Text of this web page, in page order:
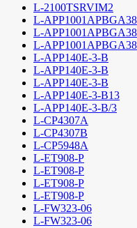
L-2100TSRVIM2
L-
L-
L-
L-APP140E-3-B
L-APP140E-3-B
L-APP140E-3-B
L-APP140E-3-B13
L-APP140E-3-B/3
L-CP4307A
L-CP4307B
L-CP5948A
L-ET908-P
L-ET908-P
L-ET908-P
L-ET908-P
L-FW323-06
L-FW323-06